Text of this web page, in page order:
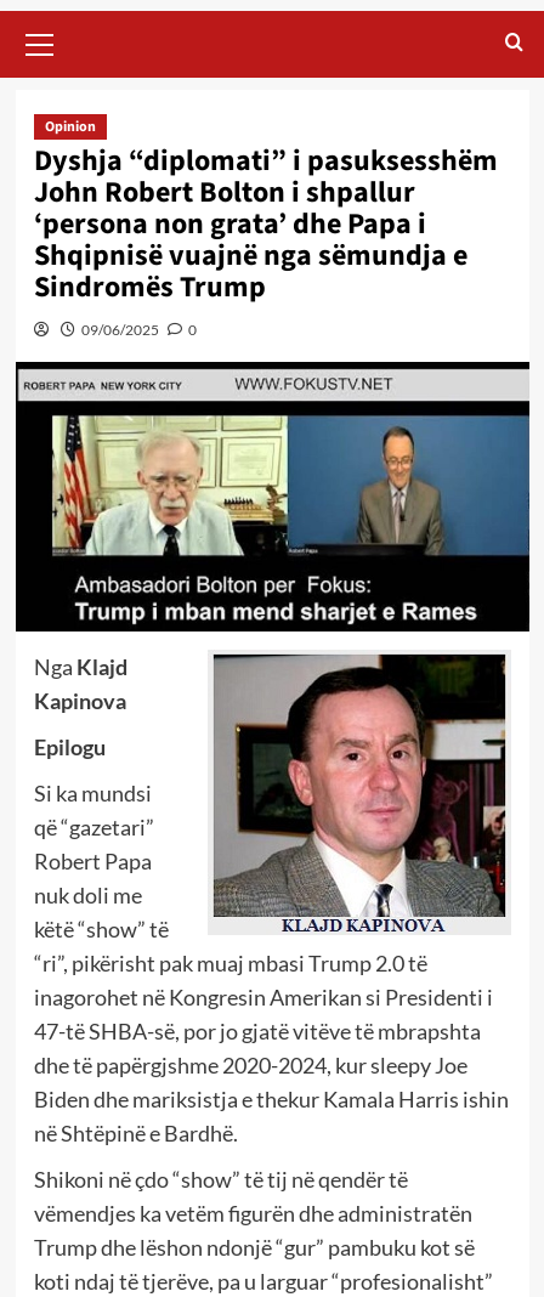
Menu
Opinion
Dyshja “diplomati” i pasuksesshëm
John Robert Bolton i shpallur
‘persona non grata’ dhe Papa i
Shqipnisë vuajnë nga sëmundja e
Sindromës Trump
09/06/2025 0
Nga Klajd
Kapinova
Epilogu
Si ka mundsi
që “gazetari”
Robert Papa
nuk doli me
këtë “show” të
“ri”, pikërisht pak muaj mbasi Trump 2.0 të
inagorohet në Kongresin Amerikan si Presidenti i
47-të SHBA-së, por jo gjatë vitëve të mbrapshta
dhe të papërgjshme 2020-2024, kur sleepy Joe
Biden dhe mariksistja e thekur Kamala Harris ishin
në Shtëpinë e Bardhë.
Shikoni në çdo “show” të tij në qendër të
vëmendjes ka vetëm figurën dhe administratën
Trump dhe lëshon ndonjë “gur” pambuku kot së
koti ndaj të tjerëve, pa u larguar “profesionalisht”